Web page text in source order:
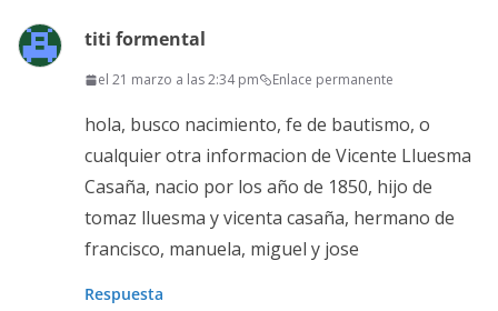
titi formental
el 21 marzo a las 2:34 pm Enlace permanente
hola, busco nacimiento, fe de bautismo, o
cualquier otra informacion de Vicente Lluesma
Casaña, nacio por los año de 1850, hijo de
tomaz lluesma y vicenta casaña, hermano de
francisco, manuela, miguel y jose
Respuesta